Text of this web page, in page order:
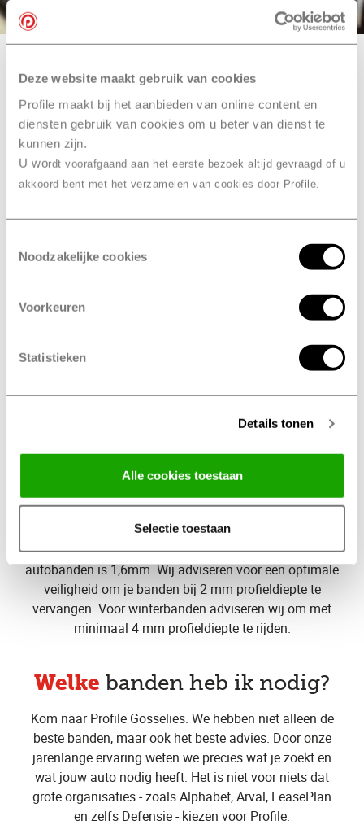
Deze website maakt gebruik van cookies
Profile maakt bij het aanbieden van online content en
diensten gebruik van cookies om u beter van dienst te
kunnen zijn.
U wordt voorafgaand aan het eerste bezoek altijd gevraagd of u
akkoord bent met het verzamelen van cookies door Profile.
Noodzakelijke cookies
Voorkeuren
Statistieken
Details tonen
Alle cookies toestaan
Selectie toestaan
Onze bandenmerken
Ook slim… je
bandenreparatie
combinerenmet een
Laat je bandenreparatie uitvoeren in combinatie met
een onderhoudsbeurt. Zo bespaar je tijd en ben je in
één keer klaar. En dan hoef je maar één keer naar
Maak een onderhoudsbeurt afspraak
op tijd
Profile Gosselies
De wettelijke minimaleprofieldieptevan jouw
autobanden is 1,6mm. Wij adviseren voor een optimale
veiligheid om je banden bij 2 mm profieldiepte te
vervangen. Voor winterbanden adviseren wij om met
minimaal 4 mm profieldiepte te rijden.
Welke banden heb ik nodig?
Kom naar Profile Gosselies. We hebben niet alleen de
beste banden, maar ook het beste advies. Door onze
jarenlange ervaring weten we precies wat je zoekt en
wat jouw auto nodig heeft. Het is niet voor niets dat
grote organisaties - zoals Alphabet, Arval, LeasePlan
en zelfs Defensie - kiezen voor Profile.